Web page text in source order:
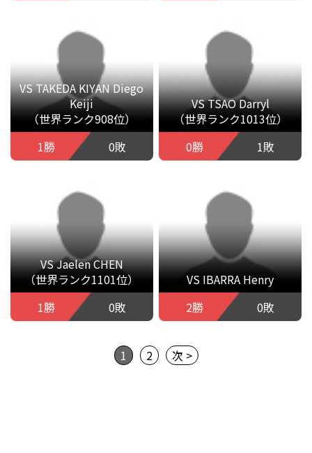
VS TAKEDA KIYAN Diego
Keiji
（世界ランク908位）
1勝
0敗
VS TSAO Darryl
（世界ランク1013位）
0勝
1敗
VS Jaelen CHEN
（世界ランク1101位）
1勝
0敗
VS IBARRA Henry
2勝
0敗
1 2 次 >